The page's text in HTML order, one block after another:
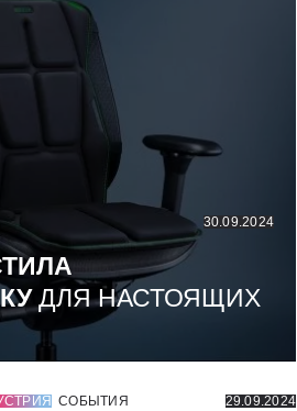
30.09.2024
ДЛЯ НАСТОЯЩИХ
СОБЫТИЯ 29.09.2024